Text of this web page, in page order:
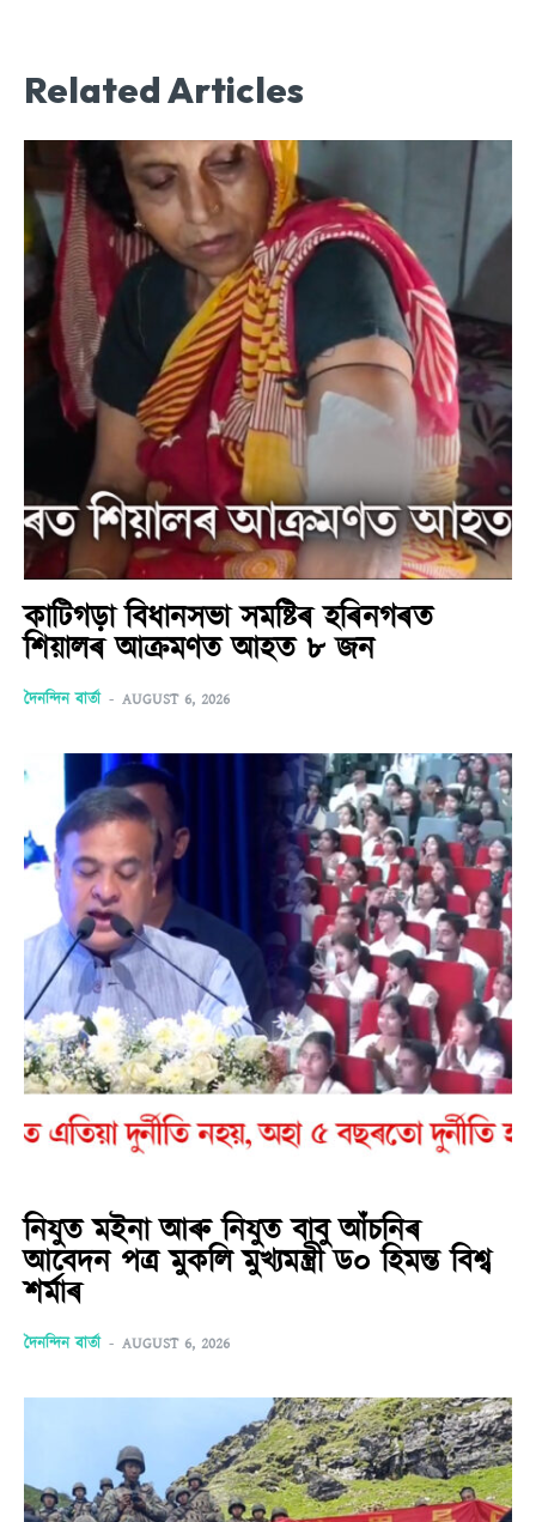
Related Articles
কাটিগড়া বিধানসভা সমষ্টিৰ হৰিনগৰত
শিয়ালৰ আক্ৰমণত আহত ৮ জন
দৈনন্দিন বাৰ্তা - AUGUST 6, 2026
নিযুত মইনা আৰু নিযুত বাবু আঁচনিৰ
আবেদন পত্ৰ মুকলি মুখ্যমন্ত্ৰী ড০ হিমন্ত বিশ্ব
শৰ্মাৰ
দৈনন্দিন বাৰ্তা - AUGUST 6, 2026